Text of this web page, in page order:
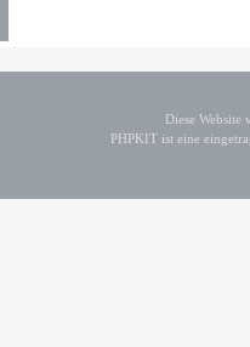
Diese
PHPKIT ist eine